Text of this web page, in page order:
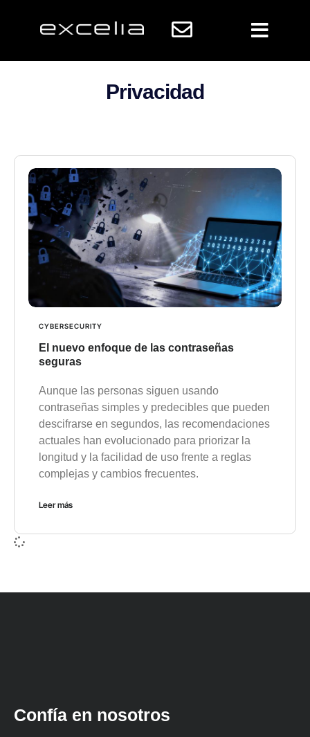
Privacidad
CYBERSECURITY
El nuevo enfoque de las contraseñas
seguras
Aunque las personas siguen usando
contraseñas simples y predecibles que pueden
descifrarse en segundos, las recomendaciones
actuales han evolucionado para priorizar la
longitud y la facilidad de uso frente a reglas
complejas y cambios frecuentes.
Leer más
Confía en nosotros